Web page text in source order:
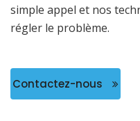
simple appel et nos
régler le problème.
Contactez-nous